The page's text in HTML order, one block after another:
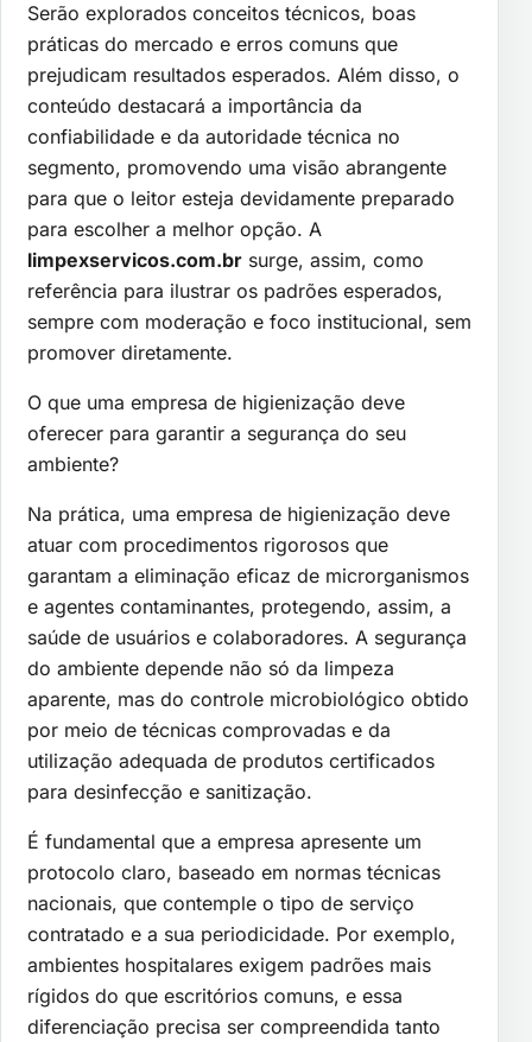
Serão explorados conceitos técnicos, boas
práticas do mercado e erros comuns que
prejudicam resultados esperados. Além disso, o
conteúdo destacará a importância da
confiabilidade e da autoridade técnica no
segmento, promovendo uma visão abrangente
para que o leitor esteja devidamente preparado
para escolher a melhor opção. A
limpexservicos.com.br surge, assim, como
referência para ilustrar os padrões esperados,
sempre com moderação e foco institucional, sem
promover diretamente.
O que uma empresa de higienização deve
oferecer para garantir a segurança do seu
ambiente?
Na prática, uma empresa de higienização deve
atuar com procedimentos rigorosos que
garantam a eliminação eficaz de microrganismos
e agentes contaminantes, protegendo, assim, a
saúde de usuários e colaboradores. A segurança
do ambiente depende não só da limpeza
aparente, mas do controle microbiológico obtido
por meio de técnicas comprovadas e da
utilização adequada de produtos certificados
para desinfecção e sanitização.
É fundamental que a empresa apresente um
protocolo claro, baseado em normas técnicas
nacionais, que contemple o tipo de serviço
contratado e a sua periodicidade. Por exemplo,
ambientes hospitalares exigem padrões mais
rígidos do que escritórios comuns, e essa
diferenciação precisa ser compreendida tanto